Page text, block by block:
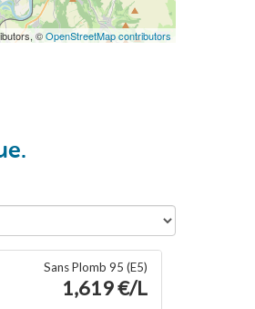
©OpenStreetMap contributors
Sans Plomb 95 (E5)
1,619 €/L